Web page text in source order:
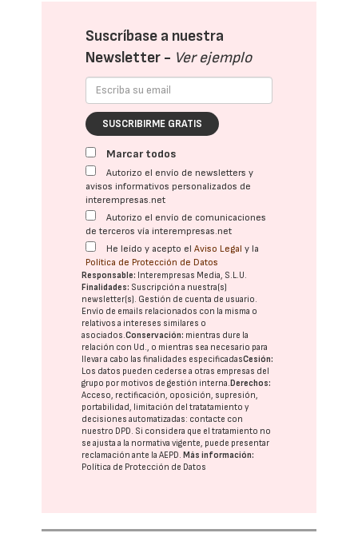
Suscríbase a nuestra
Newsletter - Ver ejemplo
SUSCRIBIRME GRATIS
Marcar todos
Autorizo el envío de newsletters y
avisos informativos personalizados de
interempresas.net
Autorizo el envío de comunicaciones
de terceros vía interempresas.net
He leído y acepto elAviso Legal y la
Política de Protección de Datos
Responsable: Interempresas Media, S.L.U.
Finalidades: Suscripción a nuestra(s)
newsletter(s). Gestión de cuenta de usuario.
Envío de emails relacionados con la misma o
relativos a intereses similares o
asociados.Conservación: mientras dure la
relación con Ud., o mientras sea necesario para
llevar a cabo las finalidades especificadasCesión:
Los datos pueden cederse a otras empresas del
grupo por motivos de gestión interna.Derechos:
Acceso, rectificación, oposición, supresión,
portabilidad, limitación del tratatamiento y
decisiones automatizadas: contacte con
nuestro DPD. Si considera que el tratamiento no
se ajusta a la normativa vigente, puede presentar
reclamación ante laAEPD.Más información:
Política de Protección de Datos